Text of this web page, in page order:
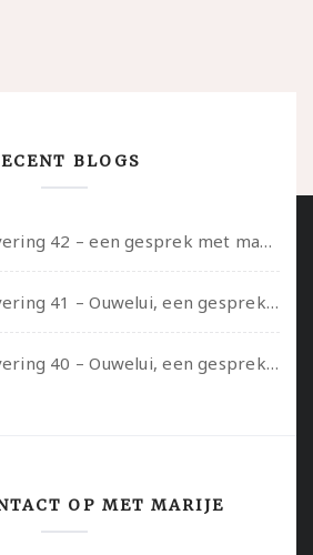
BLOGS
Ongehoord – Aflevering 42 – een gesprek met marijn over seksueel opbloeien, het ouderschap uitvinden en verschillende leeftijden in je mee dragen
Ongehoord – Aflevering 41 – Ouwelui, een gesprek met Marcelle over polyamorie op latere leeftijd, (mantel)zorg voor je partners en seksueel plezier.
Ongehoord – Aflevering 40 – Ouwelui, een gesprek met Sadie Lune over vormende relaties en de geschiedenis van de queer pornobeweging
OP MET MARIJE